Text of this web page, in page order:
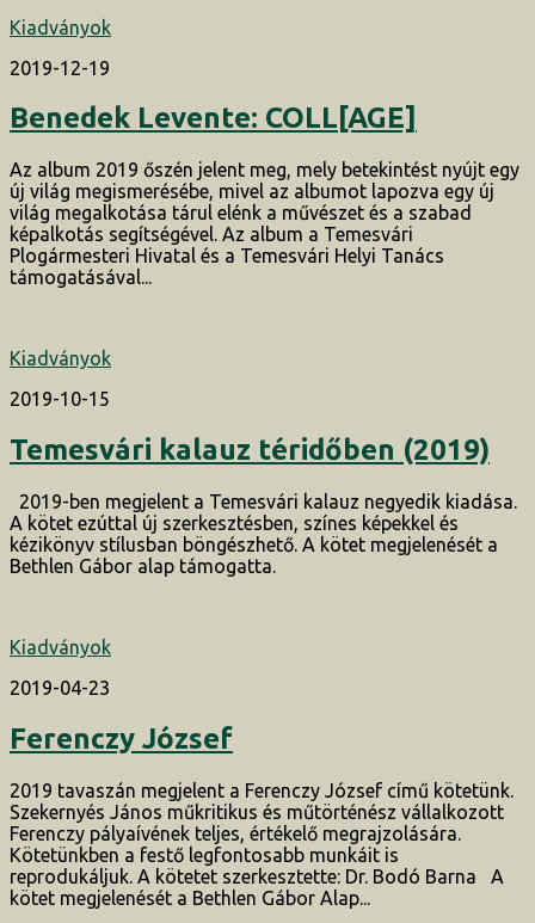
Kiadványok
2019-12-19
Benedek Levente: COLL[AGE]
Az album 2019 őszén jelent meg, mely betekintést nyújt egy
új világ megismerésébe, mivel az albumot lapozva egy új
világ megalkotása tárul elénk a művészet és a szabad
képalkotás segítségével. Az album a Temesvári
Plogármesteri Hivatal és a Temesvári Helyi Tanács
támogatásával...
Kiadványok
2019-10-15
Temesvári kalauz téridőben (2019)
2019-ben megjelent a Temesvári kalauz negyedik kiadása.
A kötet ezúttal új szerkesztésben, színes képekkel és
kézikönyv stílusban böngészhető. A kötet megjelenését a
Bethlen Gábor alap támogatta.
Kiadványok
2019-04-23
Ferenczy József
2019 tavaszán megjelent a Ferenczy József című kötetünk.
Szekernyés János műkritikus és műtörténész vállalkozott
Ferenczy pályaívének teljes, értékelő megrajzolására.
Kötetünkben a festő legfontosabb munkáit is
reprodukáljuk. A kötetet szerkesztette: Dr. Bodó Barna A
kötet megjelenését a Bethlen Gábor Alap...